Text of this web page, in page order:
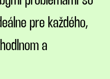
pre každého,
a